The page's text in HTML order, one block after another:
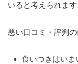
いると考えられます
悪い口コミ・評判の
食いつきはいま